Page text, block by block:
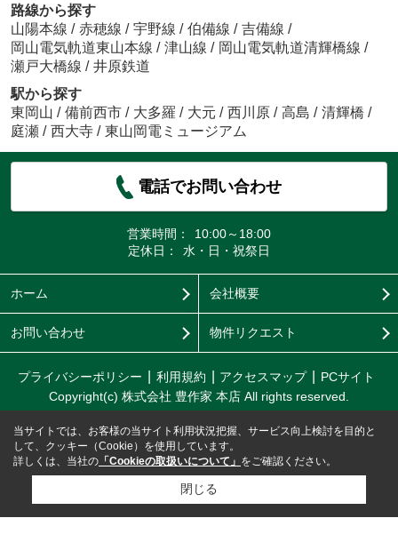
路線から探す
山陽本線 / 赤穂線 / 宇野線 / 伯備線 / 吉備線 /
岡山電気軌道東山本線 / 津山線 / 岡山電気軌道清輝橋線 /
瀬戸大橋線 / 井原鉄道
駅から探す
東岡山 / 備前西市 / 大多羅 / 大元 / 西川原 / 高島 / 清輝橋 /
庭瀬 / 西大寺 / 東山岡電ミュージアム
電話でお問い合わせ
営業時間：
10:00～18:00
定休日：
水・日・祝祭日
ホーム 会社概要
お問い合わせ 物件リクエスト
プライバシーポリシー 利用規約 アクセスマップ
PCサイト
Copyright(c) 株式会社 豊作家 本店 All rights reserved.
当サイトでは、お客様の当サイト利用状況把握、サービス向上検討を目的と
して、クッキー（Cookie）を使用しています。
詳しくは、当社の 「Cookieの取扱いについて」 をご確認ください。
閉じる